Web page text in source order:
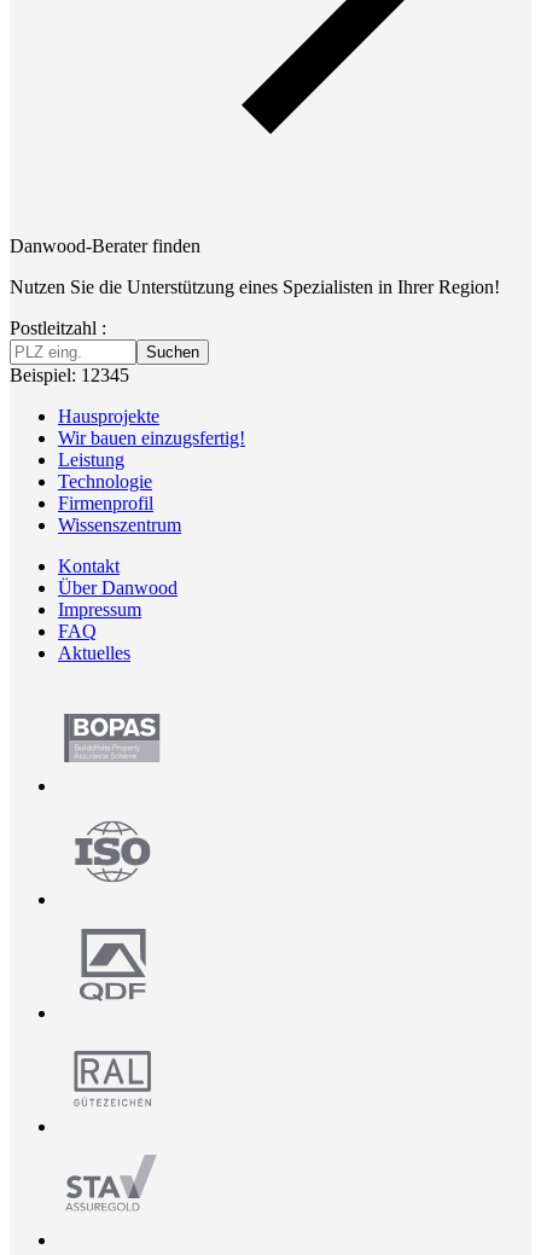
Danwood-Berater finden
Nutzen Sie die Unterstützung eines Spezialisten in Ihrer Region!
Postleitzahl :
Suchen
Beispiel: 12345
Hausprojekte
Wir bauen einzugsfertig!
Leistung
Technologie
Firmenprofil
Wissenszentrum
Kontakt
Über Danwood
Impressum
FAQ
Aktuelles